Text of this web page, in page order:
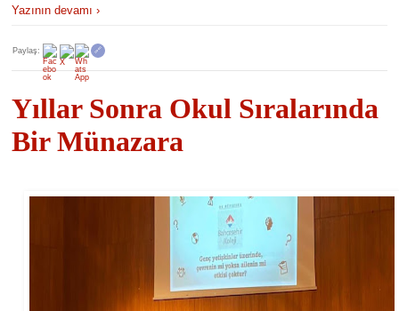
Yazının devamı ›
Paylaş: 🔗
Yıllar Sonra Okul Sıralarında
Bir Münazara